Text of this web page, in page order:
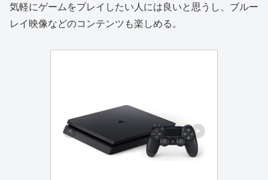
気軽にゲームをプレイしたい人には良いと思うし、ブルー
レイ映像などのコンテンツも楽しめる。